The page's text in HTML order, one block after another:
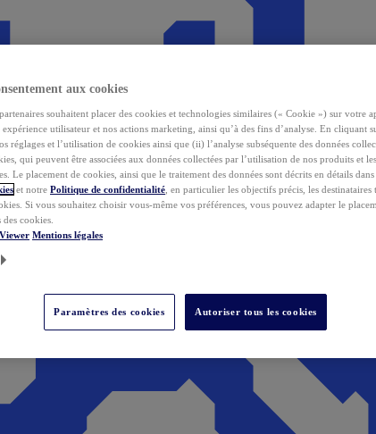
aux cookies
souhaitent placer des cookies et technologies similaires (« Cookie ») sur votre
utilisateur et nos actions marketing, ainsi qu’à des fins d’analyse. En cliquant
réglages et l’utilisation de cookies ainsi que (ii) l’analyse subséquente des données
qui peuvent être associées aux données collectées par l’utilisation de nos produits et
Le placement de cookies, ainsi que le traitement des données sont décrits en détails
et notre Politique de confidentialité , en particulier les objectifs précis, les destinataires
Si vous souhaitez choisir vous-même vos préférences, vous pouvez adapter le
des cookies.
Mentions légales
Paramètres des cookies Autoriser tous les cookies